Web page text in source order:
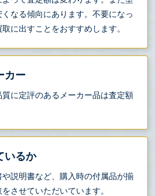
なる傾向にあります。不要になっ
に出すことをおすすめします。
カー
に定評のあるメーカー品は査定額
いるか
説明書など、購入時の付属品が揃
させていただいています。